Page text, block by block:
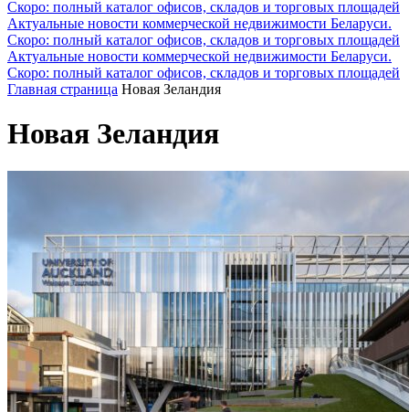
Скоро: полный каталог офисов, складов и торговых площадей
Актуальные новости коммерческой недвижимости Беларуси.
Скоро: полный каталог офисов, складов и торговых площадей
Актуальные новости коммерческой недвижимости Беларуси.
Скоро: полный каталог офисов, складов и торговых площадей
Главная страница Новая Зеландия
Новая Зеландия